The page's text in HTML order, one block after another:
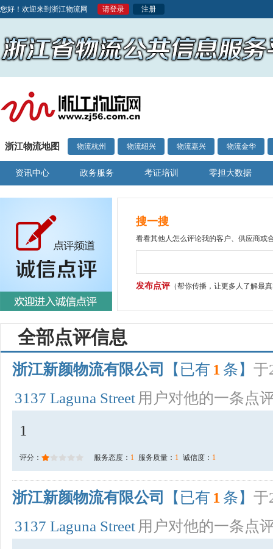
您好！欢迎来到浙江物流网 请登录 注册
浙江物流地图 物流杭州 物流绍兴 物流嘉兴 物流金华
资讯中心 政务服务 考证培训 零担大数据
搜一搜
看看其他人怎么评论我的客户、供应商或
发布点评（帮你传播，让更多人了解最
全部点评信息
浙江新颜物流有限公司 【已有 1 条】 于
3137 Laguna Street 用户对他的一条点
1
评分： 服务态度： 1 服务质量： 1 诚信度： 1
浙江新颜物流有限公司 【已有 1 条】 于
3137 Laguna Street 用户对他的一条点